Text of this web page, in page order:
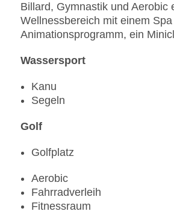
Billard, Gymnastik und Aerobic
Wellnessbereich mit einem
Animationsprogramm, ein
Wassersport
Kanu
Segeln
Golf
Golfplatz
Aerobic
Fahrradverleih
Fitnessraum